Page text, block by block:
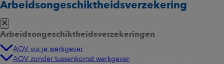
Arbeidsongeschiktheidsverzekering
Arbeidsongeschiktheidsverzekeringen
AOV via je werkgever
AOV zonder tussenkomst werkgever